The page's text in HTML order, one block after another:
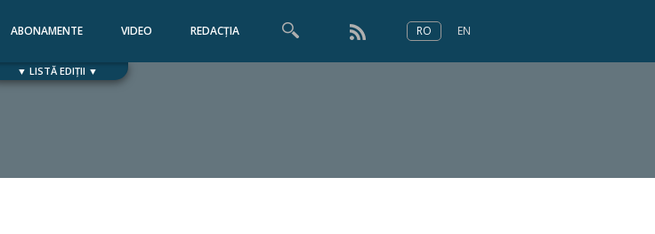
ABONAMENTE VIDEO REDACȚIA RO EN
▼ LISTĂ EDIȚII ▼